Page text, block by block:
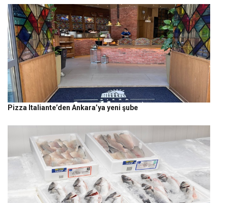
Pizza Italiante’den Ankara’ya yeni şube